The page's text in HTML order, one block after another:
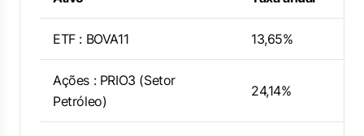
ETF : BOVA11 13,65%
Ações : PRIO3 (Setor
Petróleo)
24,14%